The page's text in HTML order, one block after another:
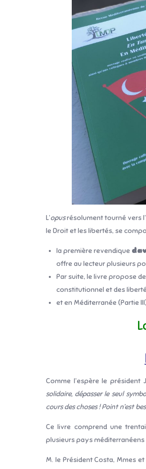
L’opusrésolument tourné vers
le Droit et les libertés, se
la première revendique
offre au lecteur plusieurs
Par suite, le livre propose
constitutionnel et des
et en Méditerranée (Partie
Comme l’espère le
solidaire, dépasser le seul
cours des choses ! Point n’est
Ce livre comprend une
plusieurs pays méditerranéens
M. le Président Costa, Mmes